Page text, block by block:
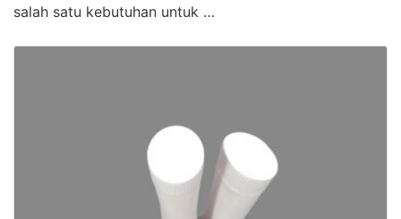
salah satu kebutuhan untuk …